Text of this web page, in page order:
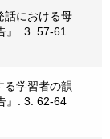
話における母
』. 3. 57-61
る学習者の韻
』. 3. 62-64